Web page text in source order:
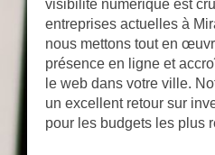
visibilité numérique est
entreprises actuelles à
nous mettons tout en
présence en ligne et
le web dans votre ville.
un excellent retour sur
pour les budgets les plus